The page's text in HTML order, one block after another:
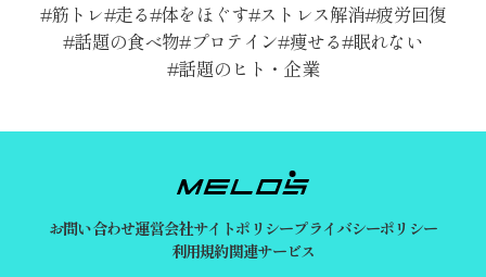
筋トレ 走る 体をほぐす ストレス解消 疲労回復
話題の食べ物 プロテイン 痩せる 眠れない
話題のヒト・企業
お問い合わせ運営会社サイトポリシープライバシーポリシー
利用規約関連サービス